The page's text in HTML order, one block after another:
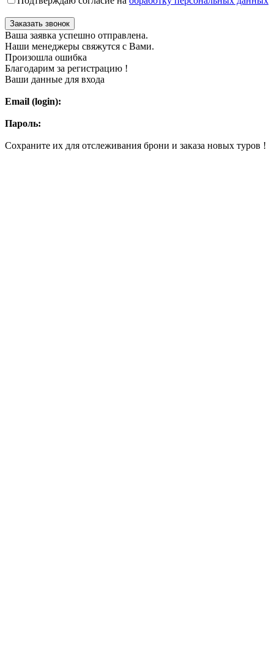
Заказать звонок
Ваша заявка успешно отправлена.
Наши менеджеры свяжутся с Вами.
Произошла ошибка
Благодарим за регистрацию !
Ваши данные для входа
Email (login):
Пароль:
Сохраните их для отслеживания брони и заказа новых туров !